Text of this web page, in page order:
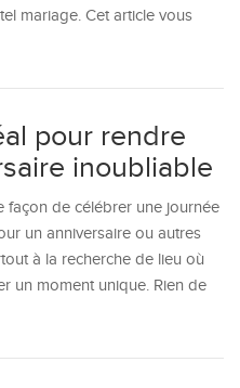
mariage. Cet article vous
pour rendre
inoubliable
façon de célébrer une journée
un anniversaire ou autres
à la recherche de lieu où
un moment unique. Rien de